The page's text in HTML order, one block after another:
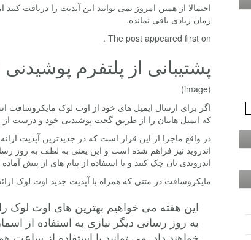
احتمالا از همین امروز نمی توانید این آپدیت را دریافت
زمان زیادی باقی نمانده.
The post appeared first on .
پشتیبانی از پلتفرم
(image)
اگر برای ارسال ایمیل های خود از اوت لوک مایکروسافت
که ایمیل هایتان را از طریق گجت پوشیدنی خود و درست
اندروید نیز فراهم شده است و این یعنی به لطف به روز
اندرویدی تان چک کنید و با استفاده از پیام های از پیش
مایکروسافت در متنی که همراه با آپدیت جدید اوت لوک
به روز رسانی دیگر نیازی به استفاده از